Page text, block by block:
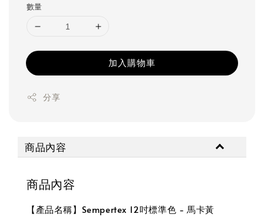
數量
加入購物車
分享
商品內容
商品內容
【產品名稱】Sempertex 12吋標準色 - 馬卡黃